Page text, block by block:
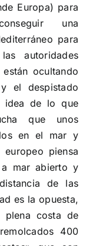
Europa) para
una
para
autoridades
ocultando
el despistado
idea de lo que
que unos
en el mar y
piensa
mar abierto y
de las
es la opuesta,
plena costa de
400